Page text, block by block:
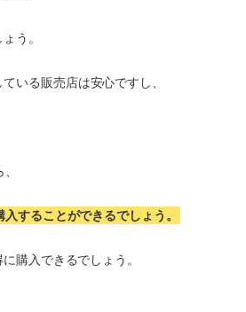
う。
いる販売店は安心ですし、
することができるでしょう。
購入できるでしょう。